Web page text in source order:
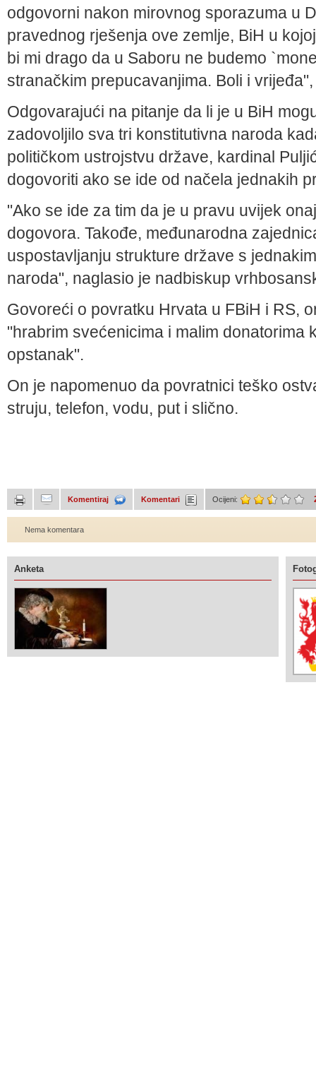
odgovorni nakon mirovnog sporazuma u
pravednog rješenja ove zemlje, BiH u
bi mi drago da u Saboru ne budemo
stranačkim prepucavanjima. Boli i
Odgovarajući na pitanje da li je u BiH
zadovoljilo sva tri konstitutivna naroda
političkom ustrojstvu države, kardinal
dogovoriti ako se ide od načela jednakih
"Ako se ide za tim da je u pravu uvijek
dogovora. Takođe, međunarodna
uspostavljanju strukture države s
naroda", naglasio je nadbiskup
Govoreći o povratku Hrvata u FBiH i RS,
"hrabrim svećenicima i malim donatorima
opstanak".
On je napomenuo da povratnici teško
struju, telefon, vodu, put i slično.
Komentiraj Komentari Ocijeni:
Nema komentara
Anketa